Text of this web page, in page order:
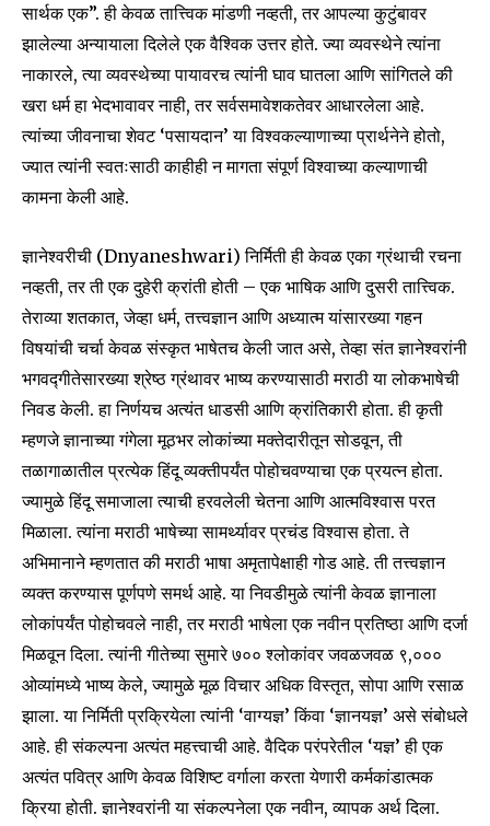
सार्थक एक”. ही केवळ तात्त्विक मांडणी नव्हती, तर आपल्या कुटुंबावर
झालेल्या अन्यायाला दिलेले एक वैश्विक उत्तर होते. ज्या व्यवस्थेने त्यांना
नाकारले, त्या व्यवस्थेच्या पायावरच त्यांनी घाव घातला आणि सांगितले की
खरा धर्म हा भेदभावावर नाही, तर सर्वसमावेशकतेवर आधारलेला आहे.
त्यांच्या जीवनाचा शेवट ‘पसायदान’ या विश्वकल्याणाच्या प्रार्थनेने होतो,
ज्यात त्यांनी स्वतःसाठी काहीही न मागता संपूर्ण विश्वाच्या कल्याणाची
कामना केली आहे.
ज्ञानेश्वरीची (Dnyaneshwari) निर्मिती ही केवळ एका ग्रंथाची रचना
नव्हती, तर ती एक दुहेरी क्रांती होती – एक भाषिक आणि दुसरी तात्त्विक.
तेराव्या शतकात, जेव्हा धर्म, तत्त्वज्ञान आणि अध्यात्म यांसारख्या गहन
विषयांची चर्चा केवळ संस्कृत भाषेतच केली जात असे, तेव्हा संत ज्ञानेश्वरांनी
भगवद्गीतेसारख्या श्रेष्ठ ग्रंथावर भाष्य करण्यासाठी मराठी या लोकभाषेची
निवड केली. हा निर्णयच अत्यंत धाडसी आणि क्रांतिकारी होता. ही कृती
म्हणजे ज्ञानाच्या गंगेला मूठभर लोकांच्या मक्तेदारीतून सोडवून, ती
तळागाळातील प्रत्येक हिंदू व्यक्तीपर्यंत पोहोचवण्याचा एक प्रयत्न होता.
ज्यामुळे हिंदू समाजाला त्याची हरवलेली चेतना आणि आत्मविश्वास परत
मिळाला. त्यांना मराठी भाषेच्या सामर्थ्यावर प्रचंड विश्वास होता. ते
अभिमानाने म्हणतात की मराठी भाषा अमृतापेक्षाही गोड आहे. ती तत्त्वज्ञान
व्यक्त करण्यास पूर्णपणे समर्थ आहे. या निवडीमुळे त्यांनी केवळ ज्ञानाला
लोकांपर्यंत पोहोचवले नाही, तर मराठी भाषेला एक नवीन प्रतिष्ठा आणि दर्जा
मिळवून दिला. त्यांनी गीतेच्या सुमारे ७०० श्लोकांवर जवळजवळ ९,०००
ओव्यांमध्ये भाष्य केले, ज्यामुळे मूळ विचार अधिक विस्तृत, सोपा आणि रसाळ
झाला. या निर्मिती प्रक्रियेला त्यांनी ‘वाग्यज्ञ’ किंवा ‘ज्ञानयज्ञ’ असे संबोधले
आहे. ही संकल्पना अत्यंत महत्त्वाची आहे. वैदिक परंपरेतील ‘यज्ञ’ ही एक
अत्यंत पवित्र आणि केवळ विशिष्ट वर्गाला करता येणारी कर्मकांडात्मक
क्रिया होती. ज्ञानेश्वरांनी या संकल्पनेला एक नवीन, व्यापक अर्थ दिला.